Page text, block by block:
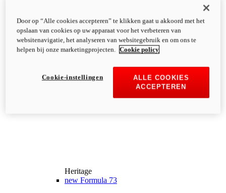
Heritage
new Formula 73
Door op “Alle cookies accepteren” te klikken gaat u akkoord met het
opslaan van cookies op uw apparaat voor het verbeteren van
websitenavigatie, het analyseren van websitegebruik en om ons te
helpen bij onze marketingprojecten.
Cookie policy
ALLE COOKIES
ACCEPTEREN
Cookie-instellingen